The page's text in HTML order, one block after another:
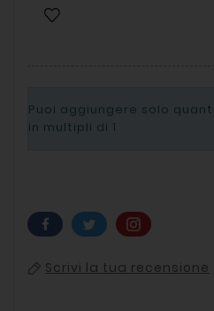
Puoi aggiungere solo
in multipli di 1
Scrivi la tua recensione